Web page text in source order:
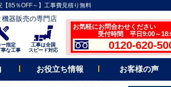
85％OFF～】工事費見積り無料
器販売の専門店
ー指定
な工事
工事は全国
スピード対応
お気軽にお問合わせください
受付時間 平日9:00～
0120-620-
お役立ち情報 お客様の声